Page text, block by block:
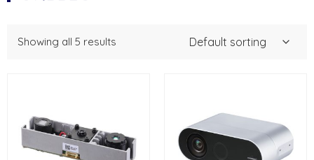
Showing all 5 results